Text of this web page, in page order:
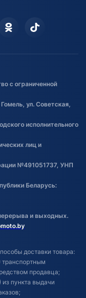
с ограниченной
ул. Советская,
исполнительного
лиц и
№491051737, УНП
Беларусь:
и выходных.
доставки товара:
транспортным
продавца;
из пункта выдачи